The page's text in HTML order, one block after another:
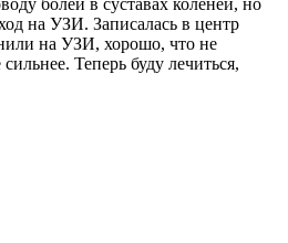
болей в суставах коленей, но
на УЗИ. Записалась в центр
на УЗИ, хорошо, что не
Теперь буду лечиться,